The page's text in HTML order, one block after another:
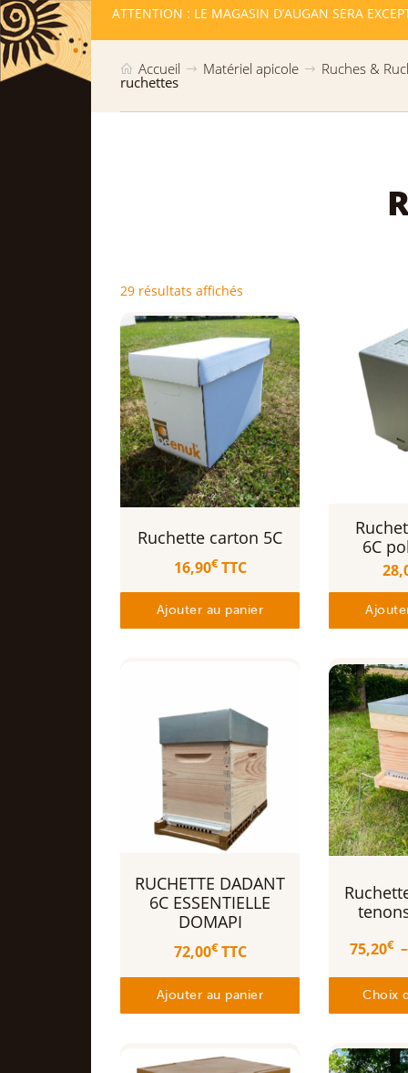
SERA EXCEPTIONNELLEMENT FERMÉ LES : - MERCREDI 12
Accueil Matériel apicole Ruches &
ruchettes
29 résultats affichés
Ruchette carton 5C
16,90€ TTC
Ajouter au panier
6C
RUCHETTE DADANT
6C ESSENTIELLE
DOMAPI
72,00€ TTC
Ajouter au panier
75,20€ –
Choix